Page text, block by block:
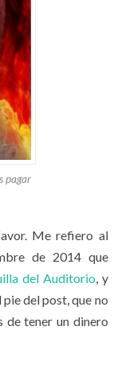
pagar
Me refiero al
de 2014 que
del Auditorio, y
pie del post, que no
de tener un dinero